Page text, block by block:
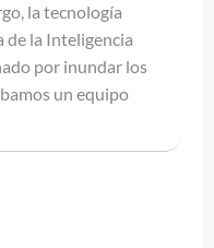
la tecnología
de la Inteligencia
por inundar los
un equipo